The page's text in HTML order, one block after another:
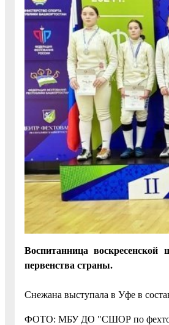
Воспитанница
первенства страны.
Снежана выступала в Уфе в
ФОТО: МБУ ДО "СШОР по